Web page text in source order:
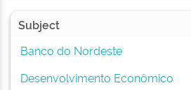
Subject
Banco do Nordeste
Desenvolvimento Econômico